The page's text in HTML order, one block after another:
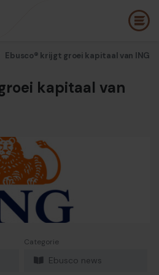
Ebusco® krijgt groei kapitaal van ING
kapitaal van
Categorie
Ebusco news